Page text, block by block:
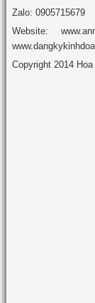
Zalo: 0905715679
Website:
Copyright 2014